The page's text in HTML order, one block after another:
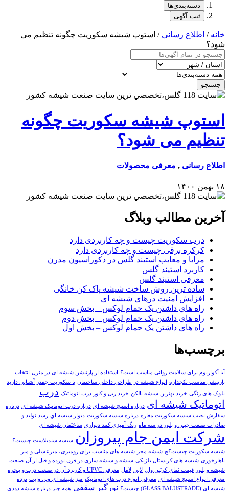
دسته‌بندی‌ها
ثبت آگهی
خانه / اطلاع رسانی / استوپ شیشه سکوریت چگونه تنظیم می
شود؟
جستجو
استوپ شیشه سکوریت چگونه
تنظیم می شود؟
اطلاع رسانی , معرفی محصولات
۱۸ بهمن ۱۴۰۰
آخرین مطالب وبلاگ
درب سکوریت چیست و چه کاربردی دارد
کرکره برقی چیست و چه کاربردی دارد
مزایا و معایب استیند گلس در دکوراسیون مدرن
کاربرد استیند گلس
معرفی استیند گلس
ساده ترین روش ساخت شیشه پاک کن خانگی
افزایش امنیت درهای شیشه ای
راه های داشتن یک حمام لوکس – بخش سوم
راه های داشتن یک حمام لوکس – بخش دوم
راه های داشتن یک حمام لوکس – بخش اول
برچسب‌ها
آیا آکواریوم برای سلامت روانی مناسب است؟ استفاده از پارتیشن شیشه ای در منزل
انتخاب
پارتیشن مناسب تکجداره
انواع شیشه در طراحی داخلی ساختمان با سکوریت چقدر آشنایی دارید
بلوک های رنگی خريد بهترين شيشه بالکن خرید ریل و کاور درب اتوماتیک درب
اتوماتیک شیشه ای درباره استیج شیشه ای درباره درب اتوماتيک شيشه اي درباره
سفارش نصب شیشه سکوریت مغازه درباره شیشه سکوریت ديوار شيشه اي رشد تولید و
صادرات صنعت چینی و بلور در سه ماه رنگ آمیزی کمد دیواری ساختمان شیشه ای
شرکت ایمن جام پیروزان شیشه سندبلاست چیست؟
شیشه سکوریت چیست؟چ شیشه مجر
شیشه های مناسب برای رومیزی، میزعسلی و میز
ناهارخوری شیشه های کریستال بلژیکی شیشه و شیشه سازی در قرن نوزده و قبل از آن صنعت
شیشه و بلور
قیمت نمای کرتین وال لابی لامل معرفی UPVC و کاربرد آن در صنعت درب و پنجره
معرفی انواع استیج شیشه ای معرفی انواع درب های اتوماتیک میز شیشه ای وین وایت نرده
شیشه ای (GLASS BALUSTRADE) چیست؟
نورگیر سقفی همه چیز درباره شیشه دودی